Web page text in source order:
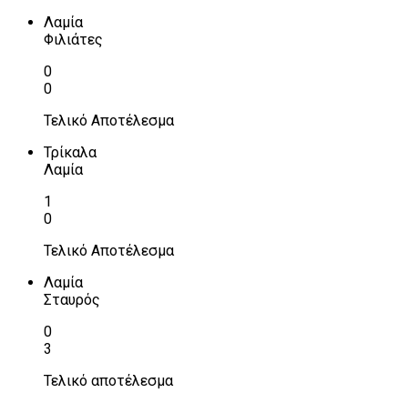
Λαμία
Φιλιάτες
0
0
Τελικό Αποτέλεσμα
Τρίκαλα
Λαμία
1
0
Τελικό Αποτέλεσμα
Λαμία
Σταυρός
0
3
Τελικό αποτέλεσμα